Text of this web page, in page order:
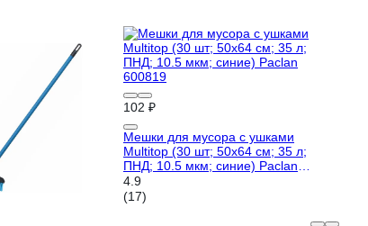
102 ₽
Мешки для мусора с ушками
Multitop (30 шт; 50x64 см; 35 л;
ПНД; 10.5 мкм; синие) Paclan
600819
4.9
(17)